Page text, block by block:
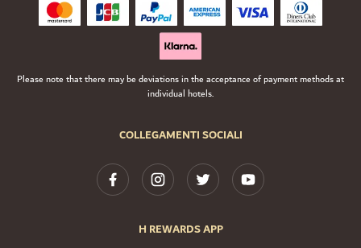
COLLEGAMENTI SOCIALI
H REWARDS APP
Please note that there may be deviations in the acceptance of payment methods at
individual hotels.